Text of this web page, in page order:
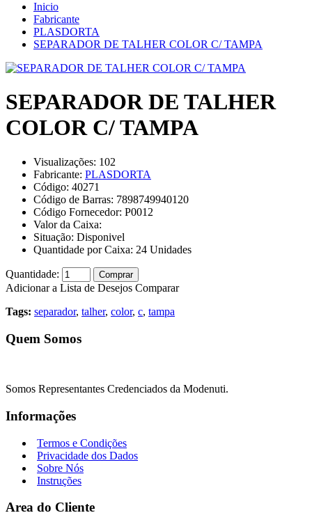
Inicio
Fabricante
PLASDORTA
SEPARADOR DE TALHER COLOR C/ TAMPA
SEPARADOR DE TALHER
COLOR C/ TAMPA
Visualizações: 102
Fabricante: PLASDORTA
Código: 40271
Código de Barras: 7898749940120
Código Fornecedor: P0012
Valor da Caixa:
Situação: Disponivel
Quantidade por Caixa: 24 Unidades
Quantidade: Comprar
Adicionar a Lista de Desejos Comparar
Tags: separador, talher, color, c, tampa
Quem Somos
Somos Representantes Credenciados da Modenuti.
Informações
Termos e Condições
Privacidade dos Dados
Sobre Nós
Instruções
Area do Cliente